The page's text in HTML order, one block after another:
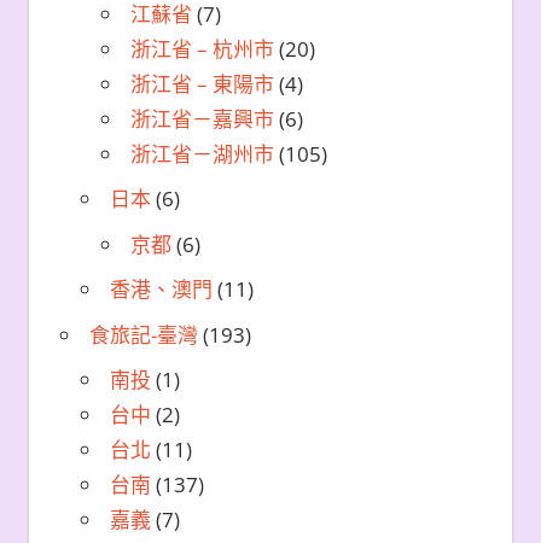
江蘇省 (7)
浙江省 – 杭州市(20)
浙江省 – 東陽市(4)
浙江省－嘉興市(6)
浙江省－湖州市(105)
日本(6)
京都(6)
香港、澳門 (11)
食旅記-臺灣 (193)
南投 (1)
台中 (2)
台北 (11)
台南 (137)
嘉義(7)